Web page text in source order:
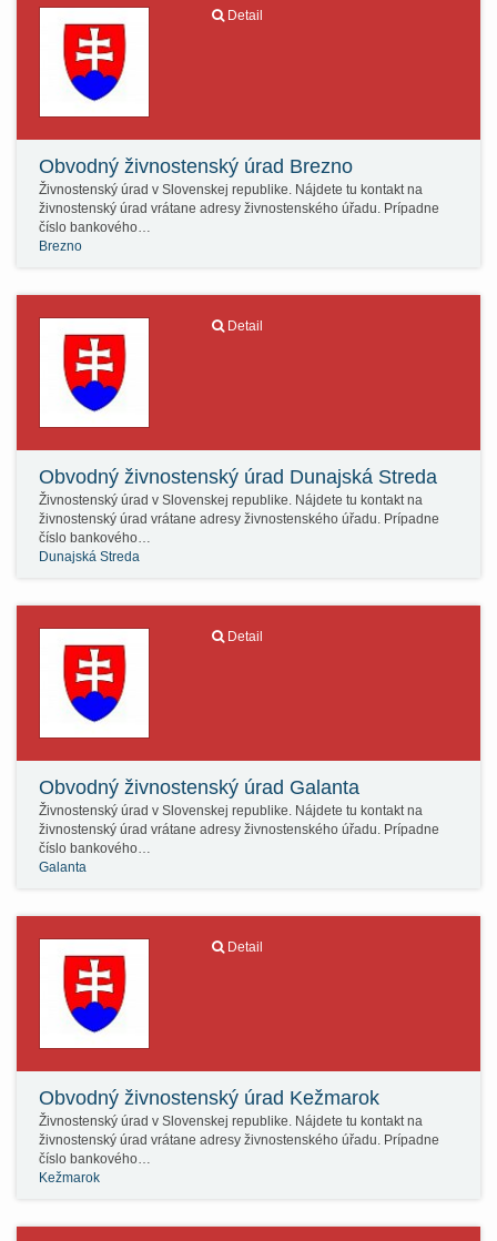
Detail
Obvodný živnostenský úrad Brezno
Živnostenský úrad v Slovenskej republike. Nájdete tu kontakt na
živnostenský úrad vrátane adresy živnostenského úřadu. Prípadne
číslo bankového…
Brezno
Detail
Obvodný živnostenský úrad Dunajská Streda
Živnostenský úrad v Slovenskej republike. Nájdete tu kontakt na
živnostenský úrad vrátane adresy živnostenského úřadu. Prípadne
číslo bankového…
Dunajská Streda
Detail
Obvodný živnostenský úrad Galanta
Živnostenský úrad v Slovenskej republike. Nájdete tu kontakt na
živnostenský úrad vrátane adresy živnostenského úřadu. Prípadne
číslo bankového…
Galanta
Detail
Obvodný živnostenský úrad Kežmarok
Živnostenský úrad v Slovenskej republike. Nájdete tu kontakt na
živnostenský úrad vrátane adresy živnostenského úřadu. Prípadne
číslo bankového…
Kežmarok